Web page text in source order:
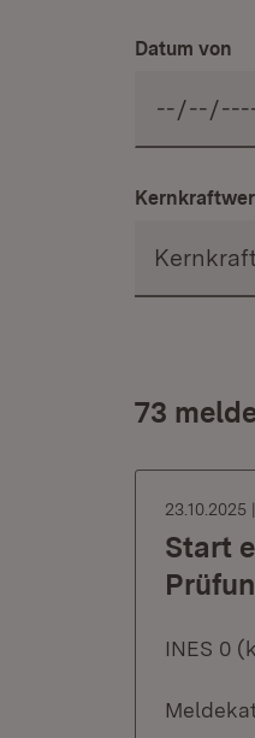
Datum von
73
23.10.2025
Start
INES 0